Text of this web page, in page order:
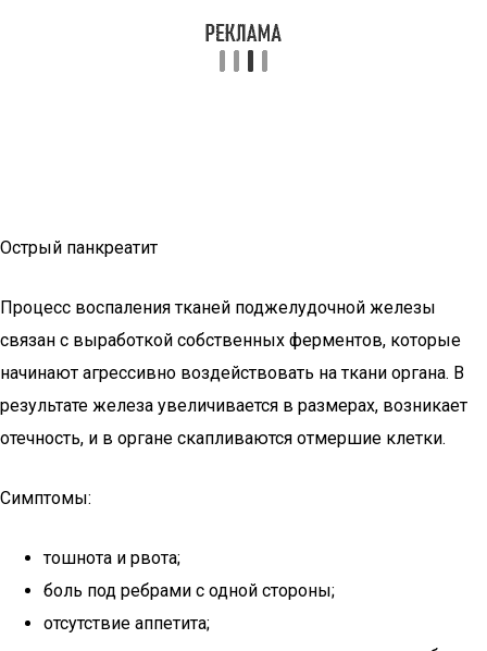
Острый панкреатит
Процесс воспаления тканей поджелудочной железы
связан с выработкой собственных ферментов, которые
начинают агрессивно воздействовать на ткани органа. В
результате железа увеличивается в размерах, возникает
отечность, и в органе скапливаются отмершие клетки.
Симптомы:
тошнота и рвота;
боль под ребрами с одной стороны;
отсутствие аппетита;